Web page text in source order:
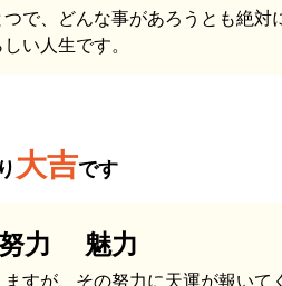
で、どんな事があろうとも絶対
い人生です。
大吉です
力 魅力
すが、その努力に天運が報いて